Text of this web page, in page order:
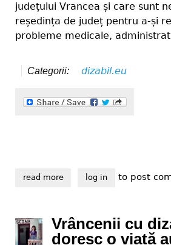
județului Vrancea și care sunt
reședința de județ pentru a-și
probleme medicale,
Categorii: dizabil.eu
read moreabout vrem
log in to post
Vrâncenii cu
doresc o viață